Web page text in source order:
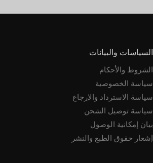
السياسات والبيانات
الشروط والأحكام
سياسة الخصوصية
سياسة الاسترداد والإرجاع
سياسة توصيل الشحن
بيان إمكانية الوصول
إشعار حقوق الطبع والنشر